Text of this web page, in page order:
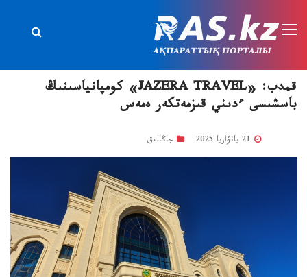
قمدب: «JAZERA TRAVEL» كومپانياسىنىڭ
باسشىسى ءدىني قىزمەتكەر ەمەس
جاڭالىق